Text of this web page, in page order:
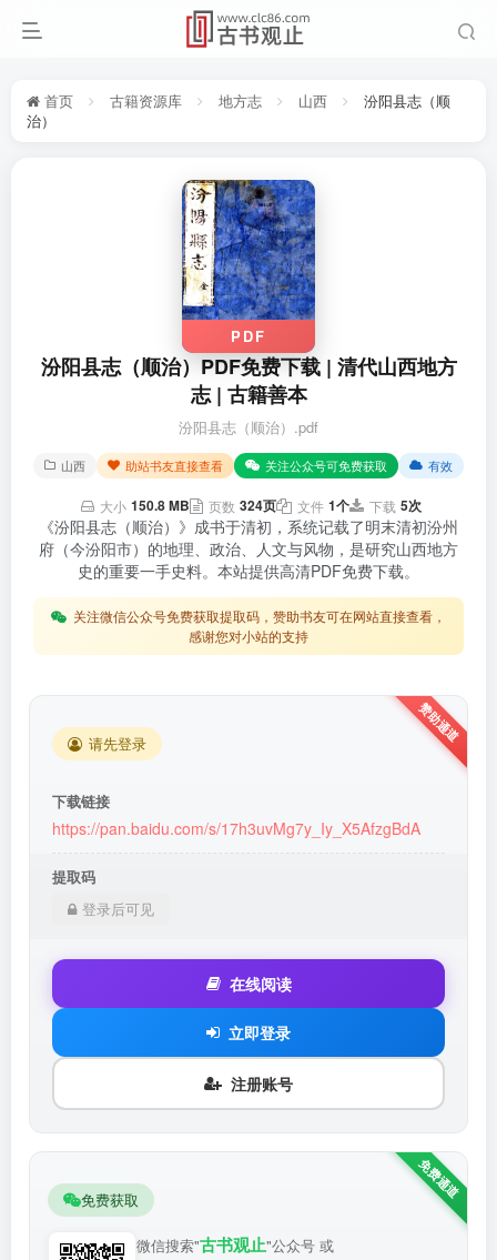
首页 古籍资源库 地方志 山西
汾阳县志（顺
治）
PDF
汾阳县志（顺治）PDF免费下载 | 清代山西地方
志 | 古籍善本
汾阳县志（顺治）.pdf
山西 助站书友直接查看 关注公众号可免费获取 有效
大小 150.8 MB 页数 324页 文件 1个 下载 5次
《汾阳县志（顺治）》成书于清初，系统记载了明末清初汾州
府（今汾阳市）的地理、政治、人文与风物，是研究山西地方
史的重要一手史料。本站提供高清PDF免费下载。
关注微信公众号免费获取提取码，赞助书友可在网站直接查看，
感谢您对小站的支持
请先登录
下载链接
https://pan.baidu.com/s/17h3uvMg7y_Iy_X5AfzgBdA
提取码
登录后可见
在线阅读
立即登录
注册账号
免费获取
微信搜索"古书观止"公众号 或